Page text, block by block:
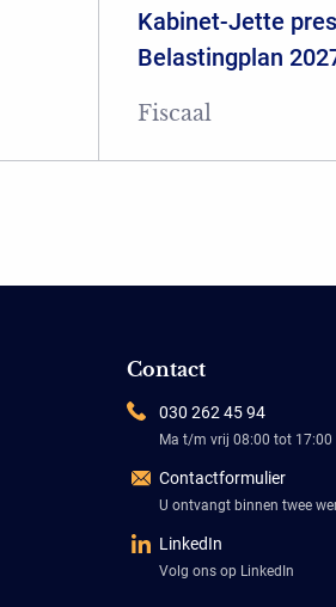
Kabinet-Jette
Belastingplan
Fiscaal
Contact
030 262 45 94
Ma t/m vrij 08:00 tot 17:00
Contactformulier
U ontvangt binnen twee
LinkedIn
Volg ons op LinkedIn